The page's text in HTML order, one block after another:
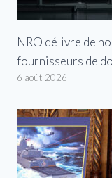
NRO délivre de
fournisseurs de
6 août 2026